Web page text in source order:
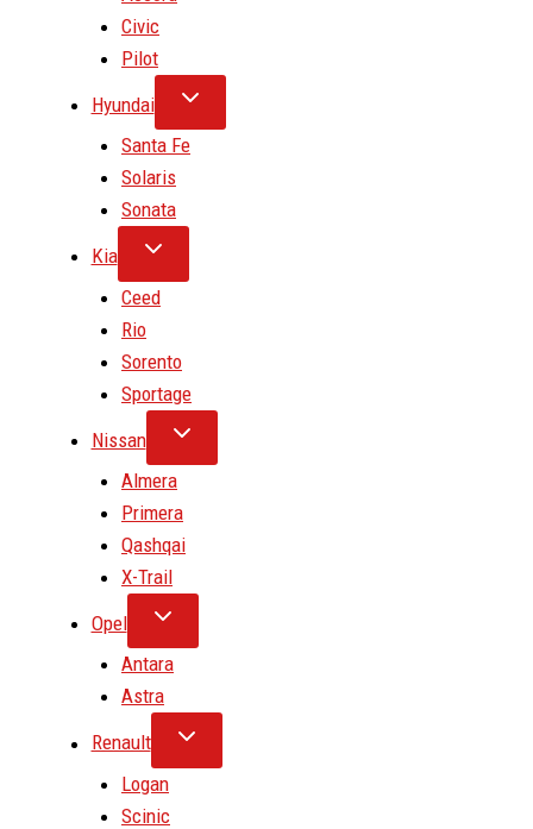
Civic
Pilot
Hyundai
Santa Fe
Solaris
Sonata
Kia
Ceed
Rio
Sorento
Sportage
Nissan
Almera
Primera
Qashqai
X-Trail
Opel
Antara
Astra
Renault
Logan
Scinic